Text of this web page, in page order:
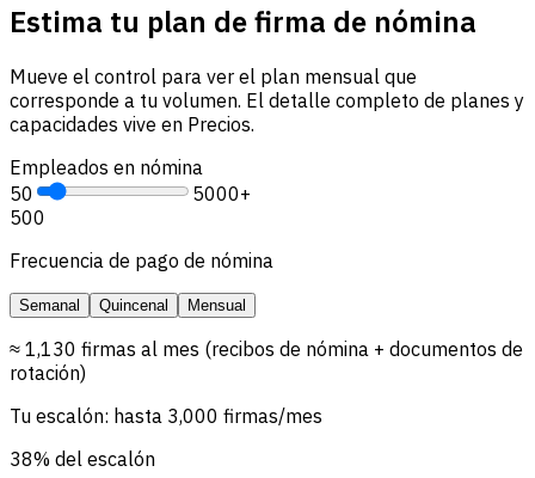
Estima tu plan de firma de nómina
Mueve el control para ver el plan mensual que
corresponde a tu volumen. El detalle completo de planes y
capacidades vive en Precios.
Empleados en nómina
50
5000+
500
Frecuencia de pago de nómina
Semanal Quincenal Mensual
≈ 1,130 firmas al mes (recibos de nómina + documentos de
rotación)
Tu escalón: hasta 3,000 firmas/mes
38% del escalón